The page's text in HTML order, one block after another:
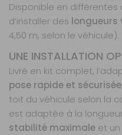
4,50
m
Prix :
Disponibilité :
Disponible en différentes
d’installer des longueurs
4,50 m, selon le véhicule).
UNE INSTALLATION
Livré en kit complet,
pose rapide et sécurisée
toit du véhicule selon la
est adaptée à la
stabilité maximale et